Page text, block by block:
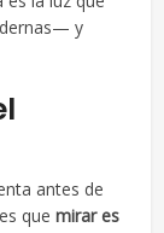
y
antes de
quemirar es